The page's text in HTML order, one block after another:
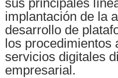
sus principales
implantación de la
desarrollo de
los
servicios digitales
empresarial.